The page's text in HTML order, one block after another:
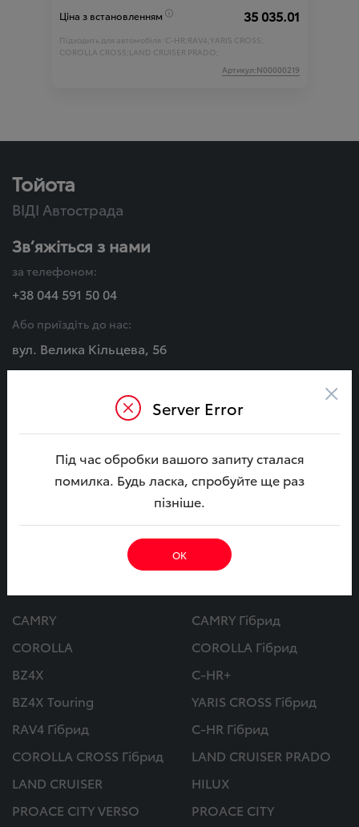
Ціна з встановленням 35 035.01
Підходить для автомобіля :C-HR;RAV4;YARIS CROSS;
COROLLA CROSS;LAND CRUISER PRADO;
Артикул:N00000219
Тойота
ВІДІ Автострада
Зв’яжіться з нами
за телефоном:
+38 044 591 50 04
Або приїздіть до нас:
вул. Велика Кільцева, 56
08:00 - 20:00
09:00 - 18:00
CAMRY
CAMRY Гібрид
COROLLA
COROLLA Гібрид
BZ4X
C-HR+
BZ4X Touring
YARIS CROSS Гібрид
RAV4 Гібрид
C-HR Гібрид
COROLLA CROSS Гібрид
LAND CRUISER PRADO
LAND CRUISER
HILUX
PROACE CITY VERSO
PROACE CITY
Server Error ×
Під час обробки вашого запиту сталася
помилка. Будь ласка, спробуйте ще раз
пізніше.
ОК